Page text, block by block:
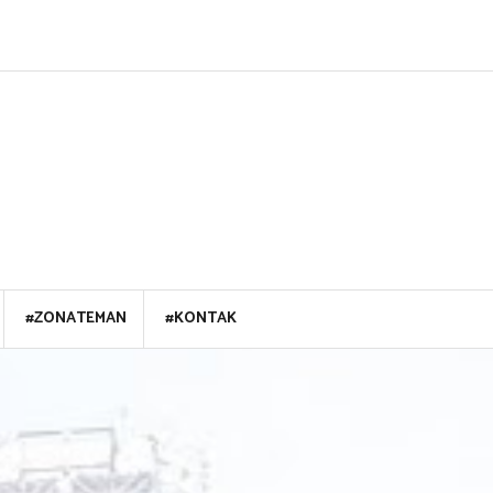
#ZONATEMAN #KONTAK